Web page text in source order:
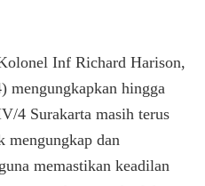
Inf Richard Harison,
mengungkapkan hingga
4 Surakarta masih terus
mengungkap dan
memastikan keadilan